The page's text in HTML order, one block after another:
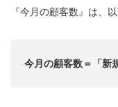
『今月の顧客数』は、
今月の顧客数＝「新